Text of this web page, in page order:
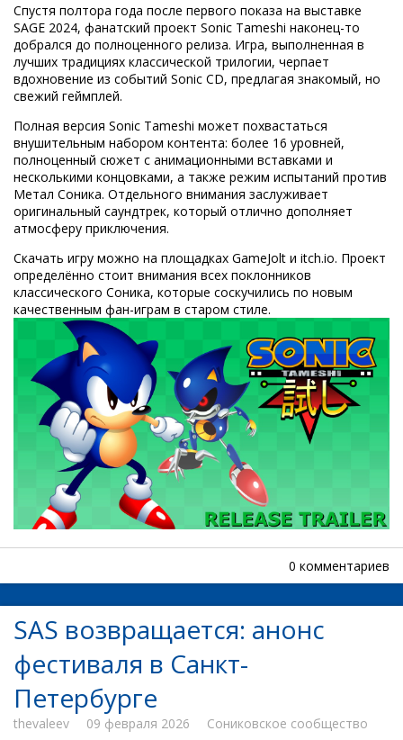
Спустя полтора года после первого показа на выставке
SAGE 2024, фанатский проект Sonic Tameshi наконец-то
добрался до полноценного релиза. Игра, выполненная в
лучших традициях классической трилогии, черпает
вдохновение из событий Sonic CD, предлагая знакомый, но
свежий геймплей.
Полная версия Sonic Tameshi может похвастаться
внушительным набором контента: более 16 уровней,
полноценный сюжет с анимационными вставками и
несколькими концовками, а также режим испытаний против
Метал Соника. Отдельного внимания заслуживает
оригинальный саундтрек, который отлично дополняет
атмосферу приключения.
Скачать игру можно на площадках GameJolt и itch.io. Проект
определённо стоит внимания всех поклонников
классического Соника, которые соскучились по новым
качественным фан-играм в старом стиле.
0 комментариев
SAS возвращается: анонс
фестиваля в Санкт-
Петербурге
thevaleev 09 февраля 2026
Сониковское сообщество